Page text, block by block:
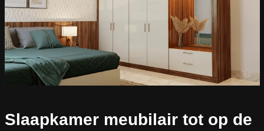
Slaapkamer meubilair tot op de